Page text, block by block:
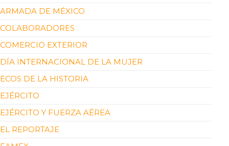
ARMADA DE MÉXICO
COLABORADORES
COMERCIO EXTERIOR
DÍA INTERNACIONAL DE LA MUJER
ECOS DE LA HISTORIA
EJÉRCITO
EJÉRCITO Y FUERZA AÉREA
EL REPORTAJE